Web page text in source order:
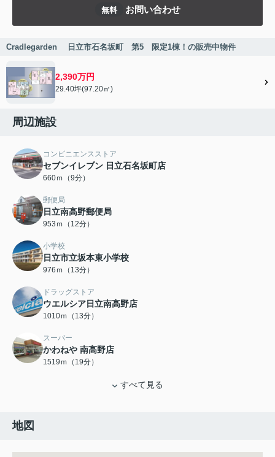
無料 お問い合わせ
Cradlegarden 日立市石名坂町 第5 限定1棟！の販売中物件
2,390万円
29.40坪(97.20㎡)
周辺施設
コンビニエンスストア
セブンイレブン 日立石名坂町店
660ｍ（9分）
郵便局
日立南高野郵便局
953ｍ（12分）
小学校
日立市立坂本東小学校
976ｍ（13分）
ドラッグストア
ウエルシア日立南高野店
1010ｍ（13分）
スーパー
かわねや 南高野店
1519ｍ（19分）
すべて見る
地図